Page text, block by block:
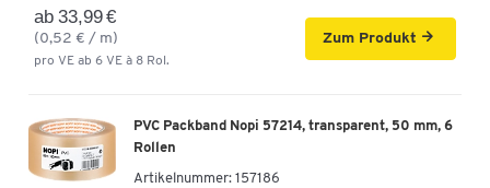
ab 33,99 €
(0,52 € / m)
pro VE ab 6 VE à 8 Rol.
Zum Produkt
PVC Packband Nopi 57214, transparent, 50 mm, 6
Rollen
Artikelnummer: 157186